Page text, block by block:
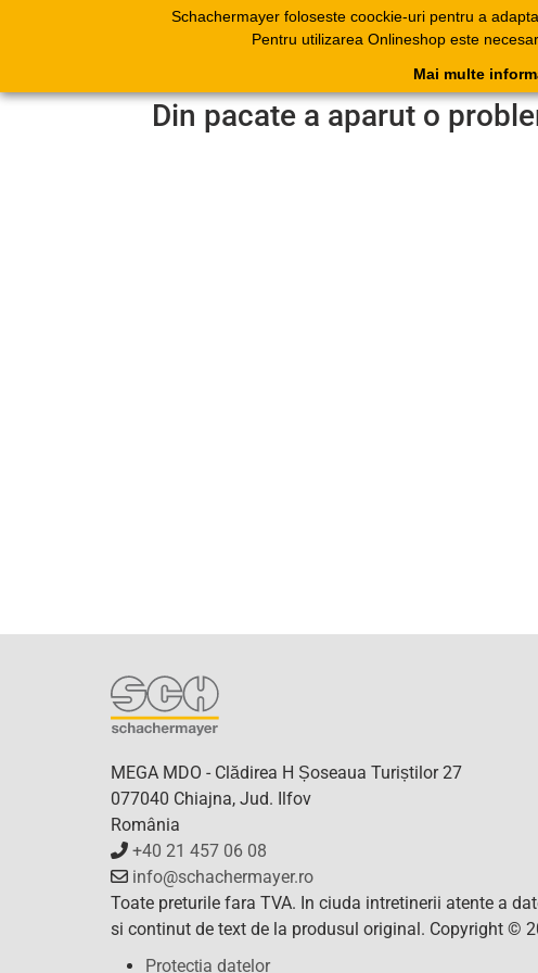
Schachermayer foloseste coockie-uri pentru a
Pentru utilizarea Onlineshop este
Mai multe
Produse
Cataloage
electronice
Din pacate a aparut o
MEGA MDO - Clădirea H Șoseaua Turiștilor 27
077040 Chiajna, Jud. Ilfov
România
+40 21 457 06 08
info@schachermayer.ro
Toate preturile fara TVA. In ciuda intretinerii atente a
si continut de text de la produsul original. Copyright ©
Protecția datelor